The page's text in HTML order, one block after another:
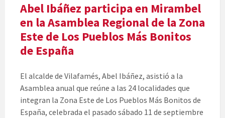
Abel Ibáñez participa en Mirambel
en la Asamblea Regional de la Zona
Este de Los Pueblos Más Bonitos
de España
El alcalde de Vilafamés, Abel Ibáñez, asistió a la
Asamblea anual que reúne a las 24 localidades que
integran la Zona Este de Los Pueblos Más Bonitos de
España, celebrada el pasado sábado 11 de septiembre